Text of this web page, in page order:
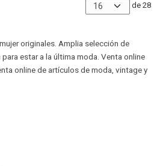
de 28
originales. Amplia selección de
estar a la última moda. Venta online
online de artículos de moda, vintage y